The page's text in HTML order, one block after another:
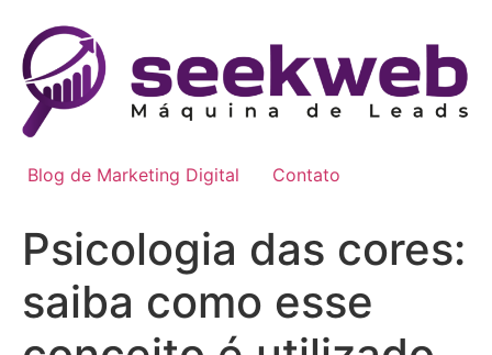
para
conteúdo
Blog de Marketing Digital Contato
Psicologia das cores:
saiba como esse